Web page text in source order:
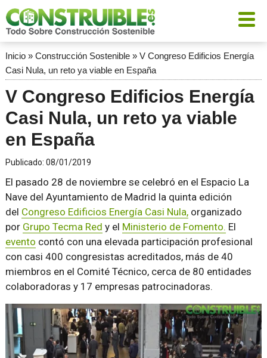
Inicio» Construcción Sostenible» V Congreso Edificios Energía
Casi Nula, un reto ya viable en España
V Congreso Edificios Energía
Casi Nula, un reto ya viable
en España
Publicado: 08/01/2019
El pasado 28 de noviembre se celebró en el Espacio La
Nave del Ayuntamiento de Madrid la quinta edición
del Congreso Edificios Energía Casi Nula,organizado
por Grupo Tecma Red y el Ministerio de Fomento. El
evento contó con una elevada participación profesional
con casi 400 congresistas acreditados, más de 40
miembros en el Comité Técnico, cerca de 80 entidades
colaboradoras y 17 empresas patrocinadoras.